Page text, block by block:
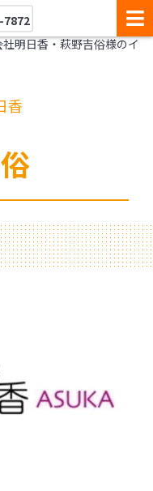
7872
明日香・萩野吉俗様のイ
香